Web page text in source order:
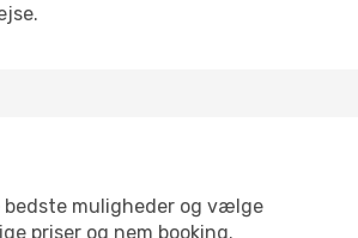
bedste muligheder og vælge
priser og nem booking.